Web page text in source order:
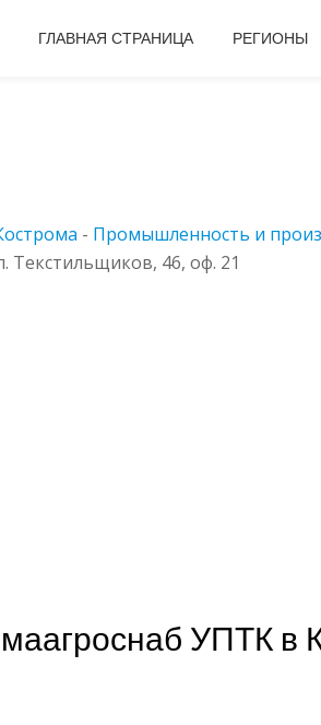
ГЛАВНАЯ СТРАНИЦА РЕГИОНЫ
- Промышленность и
Текстильщиков, 46, оф. 21
УПТК в